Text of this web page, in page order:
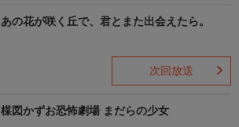
あの花が咲く丘で、君とまた出会えたら。
次回放送
楳図かずお恐怖劇場 まだらの少女